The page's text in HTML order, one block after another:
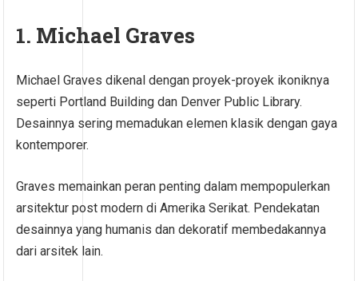
1. Michael Graves
Michael Graves dikenal dengan proyek-proyek ikoniknya
seperti Portland Building dan Denver Public Library.
Desainnya sering memadukan elemen klasik dengan gaya
kontemporer.
Graves memainkan peran penting dalam mempopulerkan
arsitektur post modern di Amerika Serikat. Pendekatan
desainnya yang humanis dan dekoratif membedakannya
dari arsitek lain.